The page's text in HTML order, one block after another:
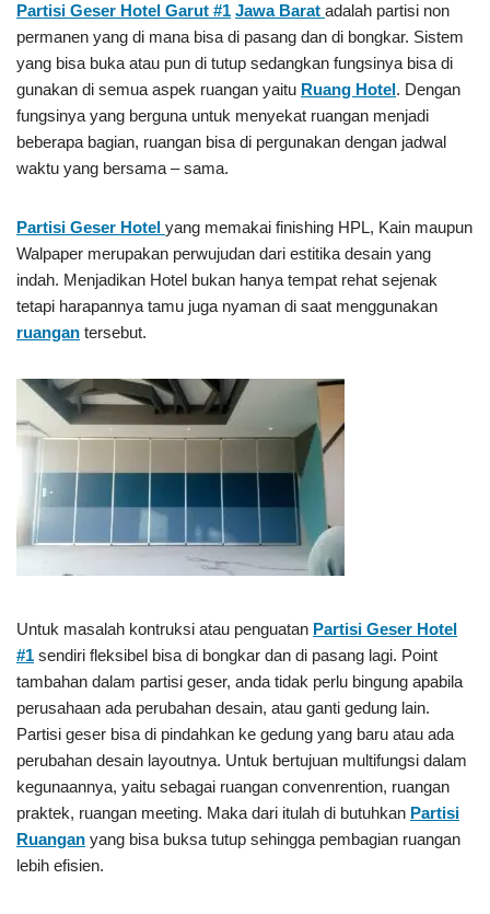
Partisi Geser Hotel Garut #1 Jawa Barat adalah partisi non
permanen yang di mana bisa di pasang dan di bongkar. Sistem
yang bisa buka atau pun di tutup sedangkan fungsinya bisa di
gunakan di semua aspek ruangan yaitu Ruang Hotel. Dengan
fungsinya yang berguna untuk menyekat ruangan menjadi
beberapa bagian, ruangan bisa di pergunakan dengan jadwal
waktu yang bersama – sama.
Partisi Geser Hotel yang memakai finishing HPL, Kain maupun
Walpaper merupakan perwujudan dari estitika desain yang
indah. Menjadikan Hotel bukan hanya tempat rehat sejenak
tetapi harapannya tamu juga nyaman di saat menggunakan
ruangan tersebut.
Untuk masalah kontruksi atau penguatan Partisi Geser Hotel
#1 sendiri fleksibel bisa di bongkar dan di pasang lagi. Point
tambahan dalam partisi geser, anda tidak perlu bingung apabila
perusahaan ada perubahan desain, atau ganti gedung lain.
Partisi geser bisa di pindahkan ke gedung yang baru atau ada
perubahan desain layoutnya. Untuk bertujuan multifungsi dalam
kegunaannya, yaitu sebagai ruangan convenrention, ruangan
praktek, ruangan meeting. Maka dari itulah di butuhkan Partisi
Ruangan yang bisa buksa tutup sehingga pembagian ruangan
lebih efisien.